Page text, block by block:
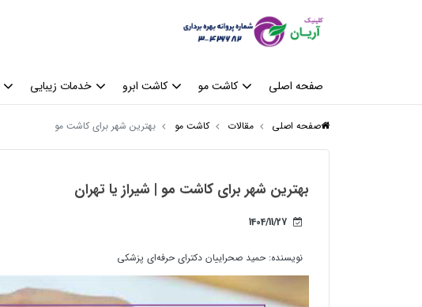
صفحه اصلی کاشت مو کاشت ابرو خدمات زیبایی
صفحه اصلی مقالات کاشت مو بهترین شهر برای کاشت مو
بهترین شهر برای کاشت مو | شیراز یا تهران
1404/11/27
نویسنده: حمید صحراییان دکترای حرفه‌ای پزشکی